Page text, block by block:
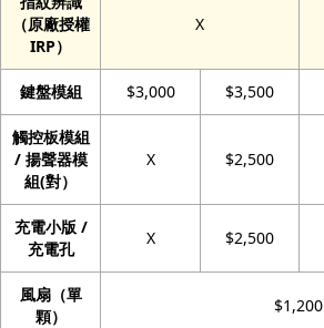
（原廠授權
IRP）
X
鍵盤模組 $3,000 $3,500
觸控板模組
/ 揚聲器模
組(對）
X $2,500
充電小版 /
充電孔
X $2,500
風扇（單
顆）
$1,200